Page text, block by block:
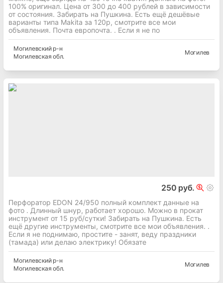
100% оригинал. Цена от 300 до 400 рублей в зависимости
от состояния. Забирать на Пушкина. Есть ещё дешёвые
варианты типа Makita за 120р, смотрите все мои
объявления. Почта европочта. . Если я не по
Могилевскийр-н
Могилевская обл.
Могилев
250 руб.
Перфоратор EDON 24/950 полный комплект данные на
фото . Длинный шнур, работает хорошо. Можно в прокат
инструмент от 15 руб/сутки! Забирать на Пушкина. Есть
ещё другие инструменты, смотрите все мои объявления. .
Если я не поднимаю, простите - занят, веду праздники
(тамада) или делаю электрику! Обязате
Могилевскийр-н
Могилевская обл.
Могилев